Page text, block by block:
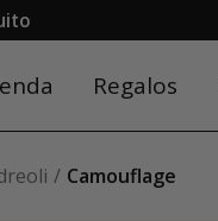
Regalos
Camouflage